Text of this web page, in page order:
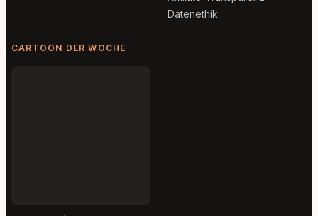
Datenethik
CARTOON DER WOCHE